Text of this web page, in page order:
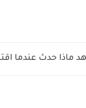
ماذا حدث عندما